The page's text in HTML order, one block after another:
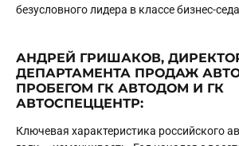
безусловного лидера в классе бизнес-
АНДРЕЙ ГРИШАКОВ,
ДЕПАРТАМЕНТА ПРОДАЖ
ПРОБЕГОМ ГК АВТОДОМ И ГК
АВТОСПЕЦЦЕНТР:
Ключевая характеристика российского